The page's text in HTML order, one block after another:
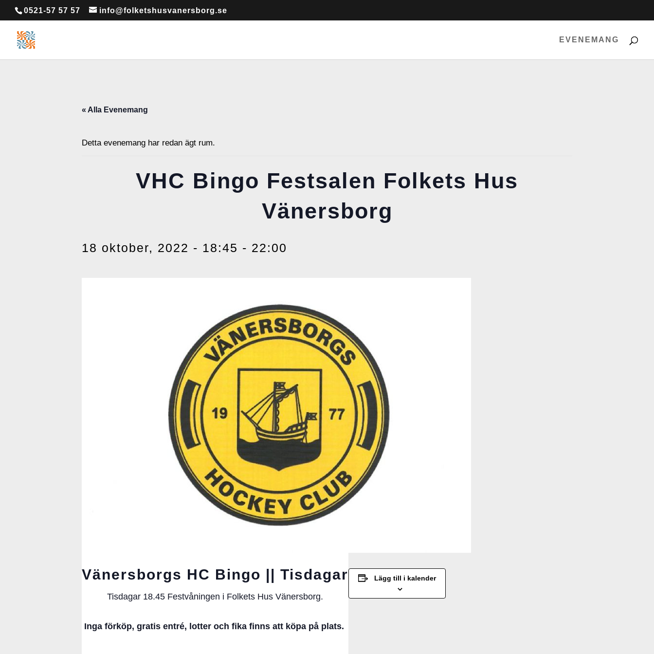
0521-57 57 57 info@folketshusvanersborg.se
EVENEMANG
« Alla Evenemang
Detta evenemang har redan ägt rum.
VHC Bingo Festsalen Folkets Hus
Vänersborg
18 oktober, 2022 - 18:45 - 22:00
Vänersborgs HC Bingo || Tisdagar
Tisdagar 18.45 Festvåningen i Folkets Hus Vänersborg.
Inga förköp, gratis entré, lotter och fika finns att köpa på plats.
Lägg till i kalender